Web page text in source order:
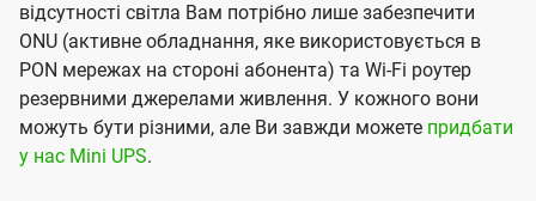
відсутності світла Вам потрібно лише забезпечити
ONU (активне обладнання, яке використовується в
PON мережах на стороні абонента) та Wi-Fi роутер
резервними джерелами живлення. У кожного вони
можуть бути різними, але Ви завжди можете придбати
у нас Mini UPS.